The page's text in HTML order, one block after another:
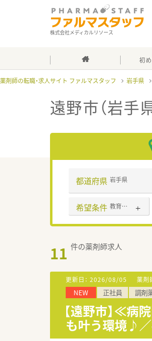
株式会社メディカルリソース
初
薬剤師の転職・求人サイト ファルマスタッフ 岩手県
遠野市（岩手
都道府県 岩手県
希望条件 教育制度あり
11 件の薬剤師求人
更新日： 2026/08/05 薬剤
NEW 正社員 調剤
【遠野市】≪病
も叶う環境♪／